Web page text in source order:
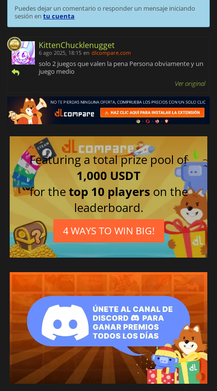
Puedes dejar un comentario o responder un mensaje iniciando
sesión en tu cuenta
KittenChucklenugget
6 ago 2025, 18:15 en dlcompare.com
solo 2 juegos que valen la pena Persona obviamente y un
juego medio
Ver original
Featuring a total prize pool of
1,000 USDT
for thetop 10 players on the
leaderboard.
4 WAYS TO WIN BIG!